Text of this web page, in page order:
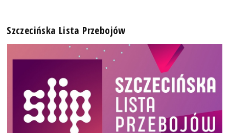
Szczecińska Lista Przebojów